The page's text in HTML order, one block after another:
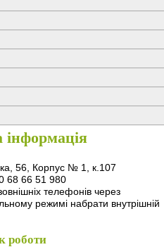
56, Корпус № 1, к.107
68 66 51 980
телефонів через
режимі набрати внутрішній
роботи